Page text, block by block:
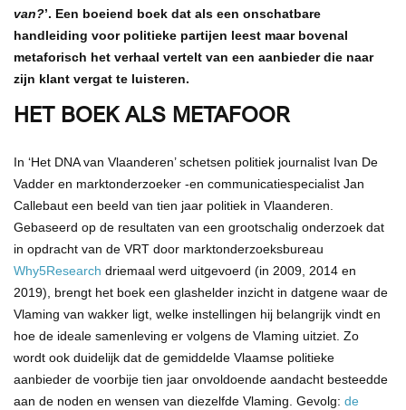
van?’. Een boeiend boek dat als een onschatbare
handleiding voor politieke partijen leest maar bovenal
metaforisch het verhaal vertelt van een aanbieder die naar
zijn klant vergat te luisteren.
HET BOEK ALS METAFOOR
In ‘Het DNA van Vlaanderen’ schetsen politiek journalist Ivan De
Vadder en marktonderzoeker -en communicatiespecialist Jan
Callebaut een beeld van tien jaar politiek in Vlaanderen.
Gebaseerd op de resultaten van een grootschalig onderzoek dat
in opdracht van de VRT door marktonderzoeksbureau
Why5Research driemaal werd uitgevoerd (in 2009, 2014 en
2019), brengt het boek een glashelder inzicht in datgene waar de
Vlaming van wakker ligt, welke instellingen hij belangrijk vindt en
hoe de ideale samenleving er volgens de Vlaming uitziet. Zo
wordt ook duidelijk dat de gemiddelde Vlaamse politieke
aanbieder de voorbije tien jaar onvoldoende aandacht besteedde
aan de noden en wensen van diezelfde Vlaming. Gevolg: de